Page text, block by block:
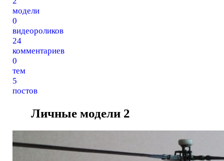
модели
0
видеороликов
24
комментариев
0
тем
5
постов
Личные модели 2